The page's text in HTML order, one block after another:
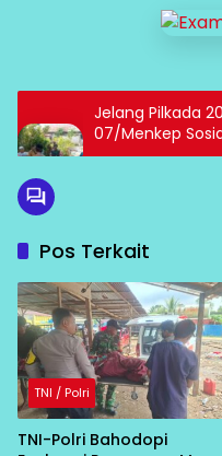
Jelang Pilkada
07/Menkep
Desa Buranga
Pos Terkait
TNI / Polri
TNI-Polri Bahodopi